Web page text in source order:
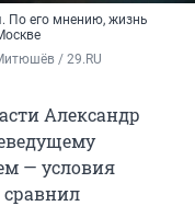
По его мнению, жизнь
/ 29.RU
Александр
— условия